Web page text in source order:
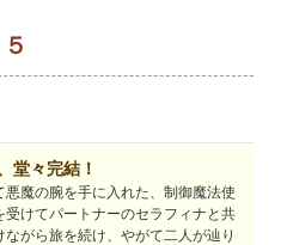
堂々完結！
魔の腕を手に入れた、制御魔法使
けてパートナーのセラフィナと共
がら旅を続け、やがて二人が辿り